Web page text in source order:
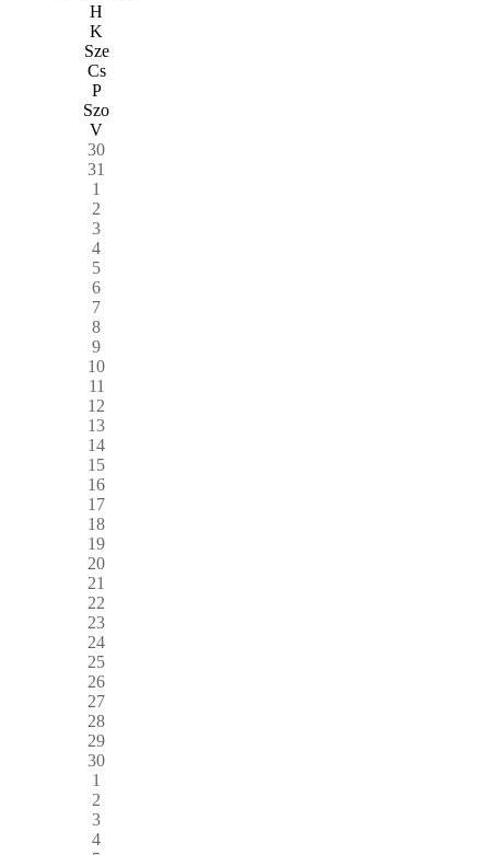
H
K
Sze
Cs
P
Szo
V
30
31
1
2
3
4
5
6
7
8
9
10
11
12
13
14
15
16
17
18
19
20
21
22
23
24
25
26
27
28
29
30
1
2
3
4